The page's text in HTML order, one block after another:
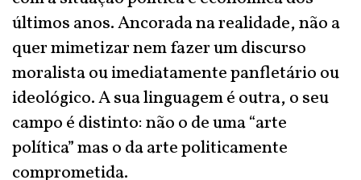
últimos anos. Ancorada na realidade, não a
quer mimetizar nem fazer um discurso
moralista ou imediatamente panfletário ou
ideológico. A sua linguagem é outra, o seu
campo é distinto: não o de uma “arte
política” mas o da arte politicamente
comprometida.